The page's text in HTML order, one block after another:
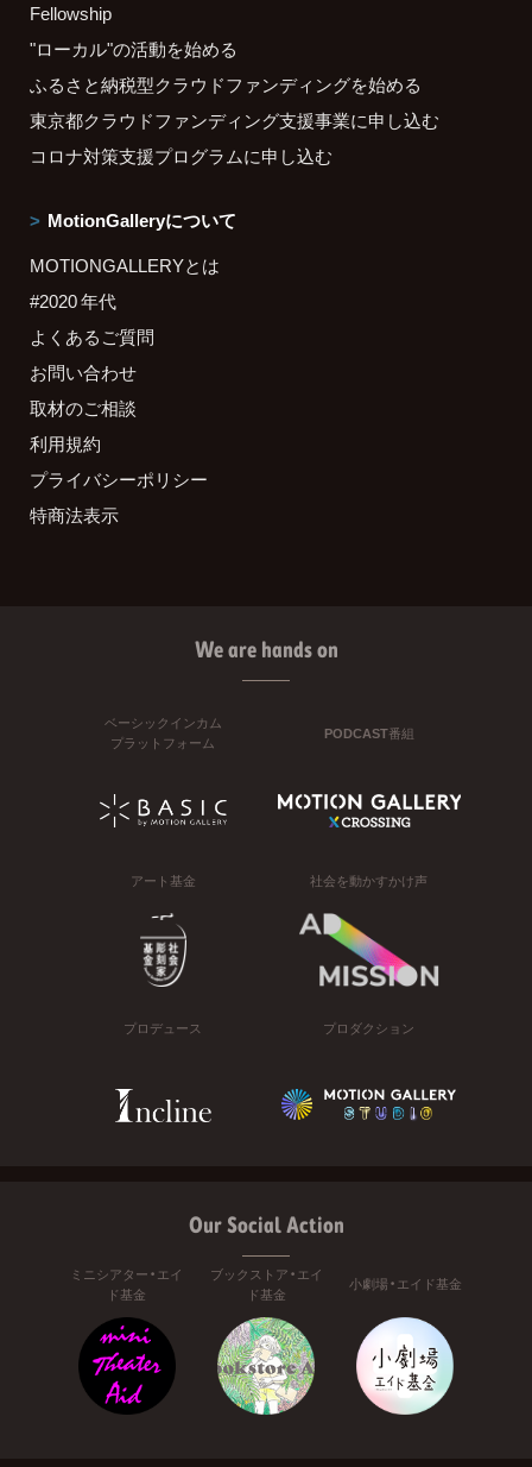
Fellowship
"ローカル"の活動を始める
ふるさと納税型クラウドファンディングを始める
東京都クラウドファンディング支援事業に申し込む
コロナ対策支援プログラムに申し込む
MotionGalleryについて
MOTIONGALLERYとは
#2020 年代
よくあるご質問
お問い合わせ
取材のご相談
利用規約
プライバシーポリシー
特商法表示
We are hands on
ベーシックインカム
プラットフォーム
PODCAST番組
アート基金 社会を動かすかけ声
プロデュース プロダクション
Our Social Action
ミニシアター・エイ
ド基金
ブックストア・エイ
ド基金
小劇場・エイド基金